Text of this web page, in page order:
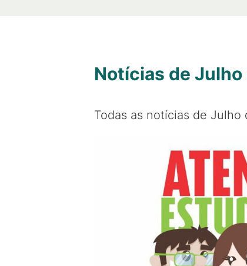
Notícias de Julho
Todas as notícias de Julho